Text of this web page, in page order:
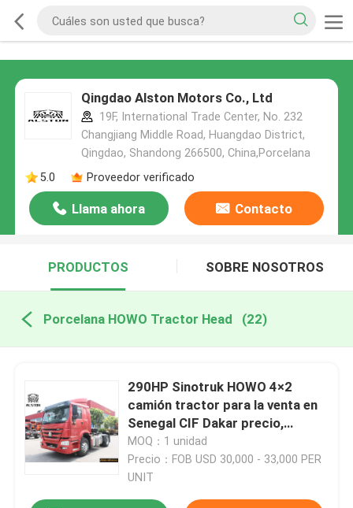
Qingdao Alston Motors Co., Ltd
19F, International Trade Center, No. 232
Changjiang Middle Road, Huangdao District,
Qingdao, Shandong 266500, China,Porcelana
5.0
Proveedor verificado
Llama ahora Contacto
PRODUCTOS SOBRE NOSOTROS
Porcelana HOWO Tractor Head (22)
290HP Sinotruk HOWO 4×2
camión tractor para la venta en
Senegal CIF Dakar precio,
ZZ4187M3517C
MOQ：1 unidad
Precio：FOB USD 30,000 - 33,000 PER
UNIT